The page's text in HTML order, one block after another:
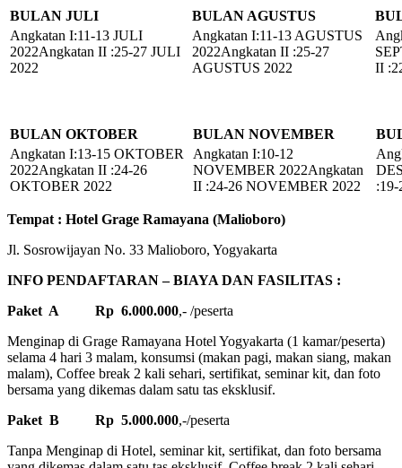
BULAN JULI BULAN AGUSTUS
Angkatan I:11-13 JULI
2022Angkatan II :25-27 JULI
2022
Angkatan I:11-13 AGUSTUS
2022Angkatan II :25-27
AGUSTUS 2022
II
BULAN OKTOBER BULAN NOVEMBER
Angkatan I:13-15 OKTOBER
2022Angkatan II :24-26
OKTOBER 2022
Angkatan I:10-12
NOVEMBER 2022Angkatan
II :24-26 NOVEMBER 2022
Tempat : Hotel Grage Ramayana (Malioboro)
Jl. Sosrowijayan No. 33 Malioboro, Yogyakarta
INFO PENDAFTARAN – BIAYA DAN FASILITAS :
Paket A Rp 6.000.000,- /peserta
Menginap di Grage Ramayana Hotel Yogyakarta (1 kamar/peserta)
selama 4 hari 3 malam, konsumsi (makan pagi, makan siang, makan
malam), Coffee break 2 kali sehari, sertifikat, seminar kit, dan foto
bersama yang dikemas dalam satu tas eksklusif.
Paket B Rp 5.000.000,-/peserta
Tanpa Menginap di Hotel, seminar kit, sertifikat, dan foto bersama